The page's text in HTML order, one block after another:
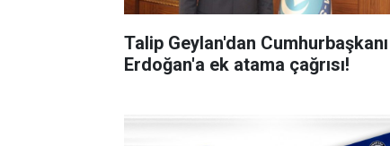
Talip Geylan'dan Cumhurbaşkanı
Erdoğan'a ek atama çağrısı!